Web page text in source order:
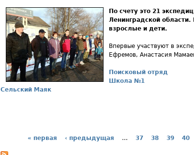
По счету это 21
Ленинградской области.
взрослые и дети.
Впервые участвуют в
Ефремов, Анастасия
Поисковый отряд
Школа №1
Сельский Маяк
« первая ‹ предыдущая … 37 38 39 40